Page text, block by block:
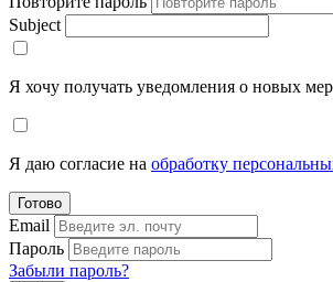
Subject
Я хочу получать уведомления о новых
Я даю согласие на обработку
Готово
Email
Пароль
Забыли пароль?